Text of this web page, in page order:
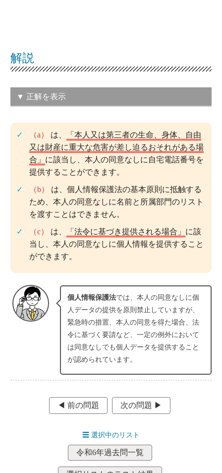
解説
▼ 正解を表示
この問題の正解率：59.1％（やや高い）
（a） は、
「本人又は第三者の生命、身体、自由
又は財産に重大な危害が差し迫るおそれがある場
合」 に該当し、本人の同意なしに自宅電話番号を
提供することができます。
（b） は、個人情報保護法の基本原則に抵触する
ため、本人の同意なしに名前と所属部門のリスト
を渡すことはできません。
（c） は、 「法令に基づき提供される場合」 に該
当し、本人の同意なしに個人情報を提供すること
ができます。
個人情報保護法では、本人の同意なしに個
人データの提供を原則禁止していますが、
緊急時の措置、本人の同意を得た場合、法
令に基づく要請など、一定の例外において
は同意なしでも個人データを提供すること
が認められています。
◀︎ 前の問題 次の問題 ▶︎
☰選択中のリスト
令和6年過去問一覧